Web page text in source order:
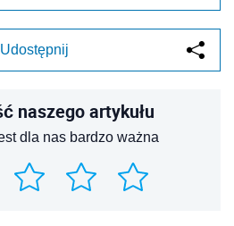
Udostępnij
naszego artykułu
dla nas bardzo ważna